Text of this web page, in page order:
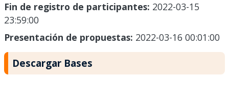
Fin de registro de participantes: 2022-03-15
23:59:00
Presentación de propuestas: 2022-03-16 00:01:00
Descargar Bases